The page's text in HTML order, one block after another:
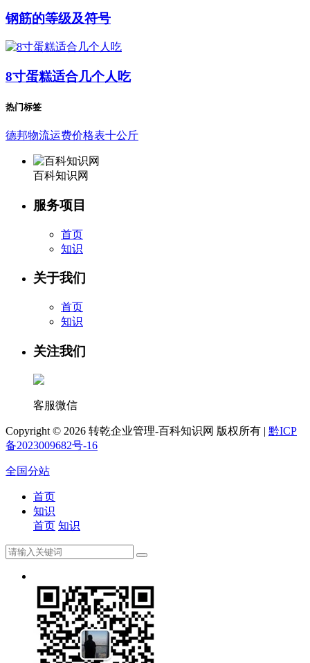
钢筋的等级及符号
8寸蛋糕适合几个人吃
热门标签
德邦物流运费价格表十公斤
百科知识网
服务项目
首页
知识
关于我们
首页
知识
关注我们
客服微信
Copyright © 2026 转乾企业管理-百科知识网 版权所有 | 黔ICP
备2023009682号-16
全国分站
首页
知识
首页 知识